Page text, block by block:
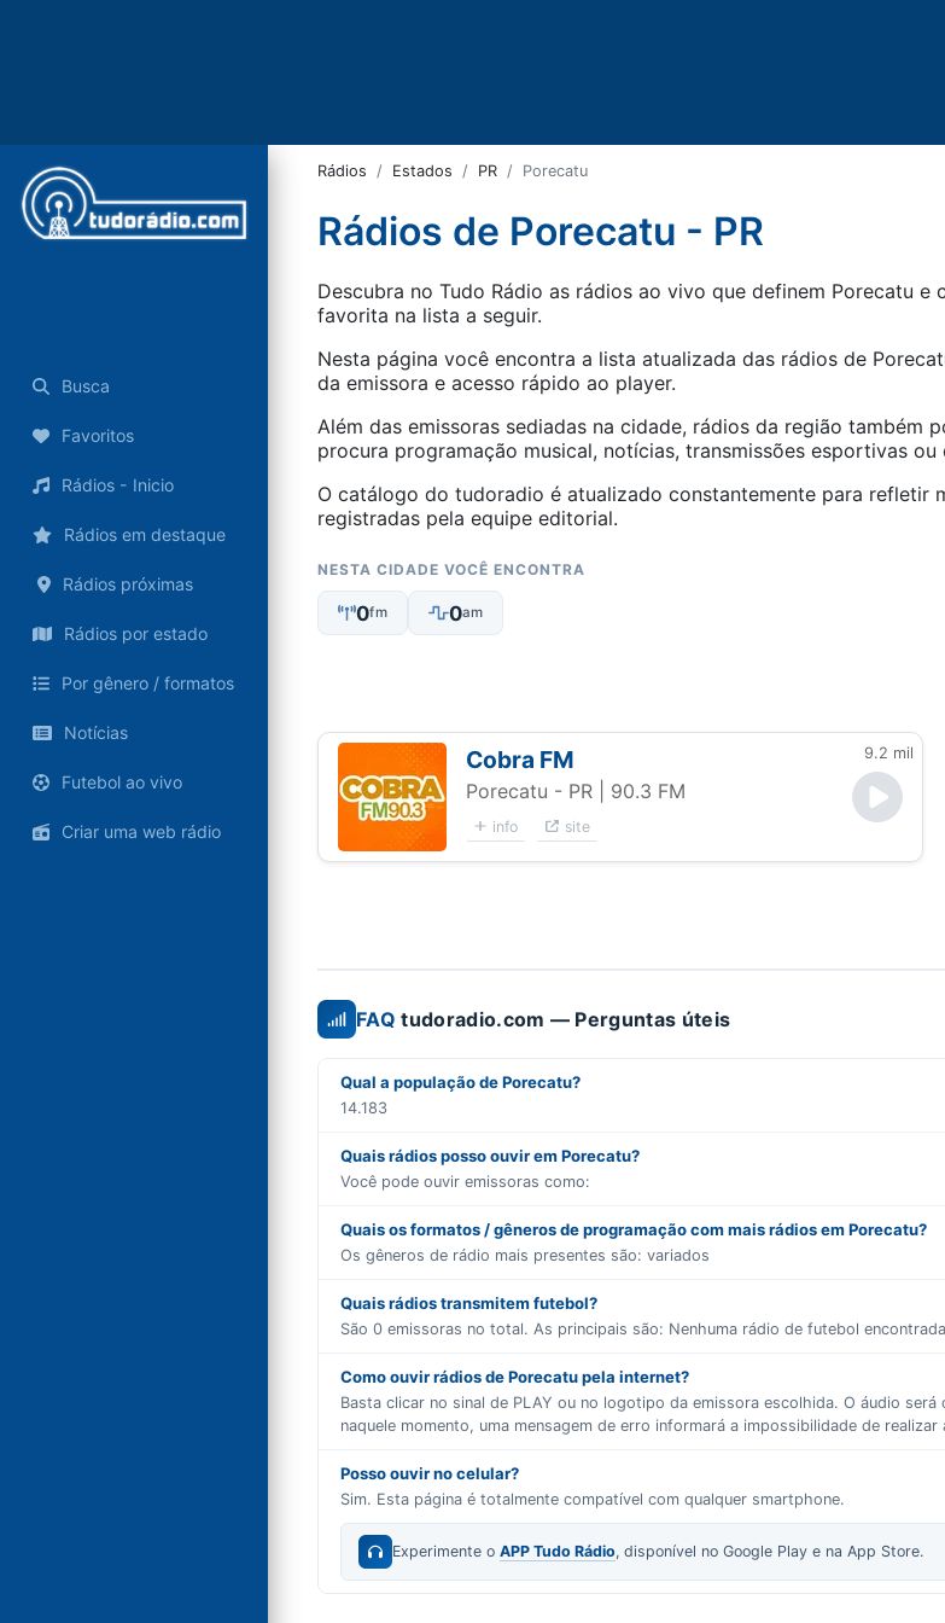
Busca
Favoritos
Rádios - Inicio
Rádios em destaque
Rádios próximas
Rádios por estado
Por gênero / formatos
Notícias
Futebol ao vivo
Criar uma web rádio
Rádios Estados PR Porecatu
Rádios de Porecatu - PR
Descubra no Tudo Rádio as rádios ao vivo que definem Porecatu
favorita na lista a seguir.
Nesta página você encontra a lista atualizada das rádios de
da emissora e acesso rápido ao player.
Além das emissoras sediadas na cidade, rádios da região também
procura programação musical, notícias, transmissões esportivas ou
O catálogo do tudoradio é atualizado constantemente para refletir
registradas pela equipe editorial.
NESTA CIDADE VOCÊ ENCONTRA
0fm 0am
Cobra FM 9.2 mil
Porecatu - PR | 90.3 FM
info site
FAQ tudoradio.com — Perguntas úteis
Qual a população de Porecatu?
14.183
Quais rádios posso ouvir em Porecatu?
Você pode ouvir emissoras como:
Quais os formatos / gêneros de programação com mais rádios em Porecatu?
Os gêneros de rádio mais presentes são:variados
Quais rádios transmitem futebol?
São0 emissoras no total. As principais são: Nenhuma rádio de futebol
Como ouvir rádios de Porecatu pela internet?
Basta clicar no sinal de PLAY ou no logotipo da emissora escolhida. O áudio
naquele momento, uma mensagem de erro informará a impossibilidade de realizar
Posso ouvir no celular?
Sim. Esta página é totalmente compatível com qualquer smartphone.
Experimente oAPP Tudo Rádio, disponível no Google Play e na App Store.